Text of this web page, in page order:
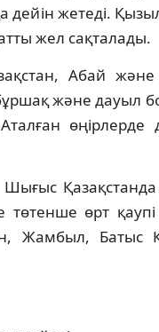
дейін жетеді.
жел сақталады.
Абай және
және дауыл
өңірлерде
Қазақстанда
өрт қаупі
Жамбыл, Батыс